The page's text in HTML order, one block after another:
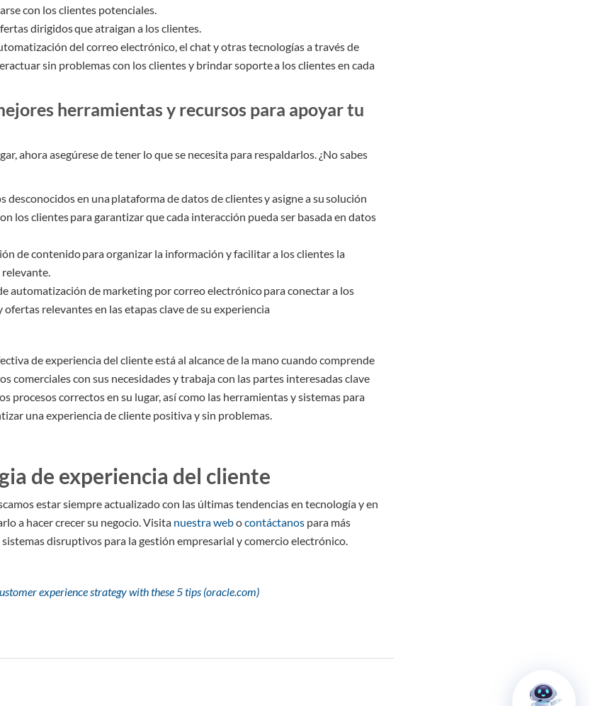
con los clientes potenciales.
dirigidos que atraigan a los clientes.
del correo electrónico, el chat y otras tecnologías a través de
sin problemas con los clientes y brindar soporte a los clientes en cada
herramientas y recursos para apoyar tu
ahora asegúrese de tener lo que se necesita para respaldarlos. ¿No sabes
desconocidos en una plataforma de datos de clientes y asigne a su solución
los clientes para garantizar que cada interacción pueda ser basada en datos
de contenido para organizar la información y facilitar a los clientes la
automatización de marketing por correo electrónico para conectar a los
relevantes en las etapas clave de su experiencia
de experiencia del cliente está al alcance de la mano cuando comprende
comerciales con sus necesidades y trabaja con las partes interesadas clave
procesos correctos en su lugar, así como las herramientas y sistemas para
una experiencia de cliente positiva y sin problemas.
de experiencia del cliente
estar siempre actualizado con las últimas tendencias en tecnología y en
a hacer crecer su negocio. Visita nuestra webocontáctanos para más
disruptivos para la gestión empresarial y comercio electrónico.
experience strategy with these 5 tips (oracle.com)